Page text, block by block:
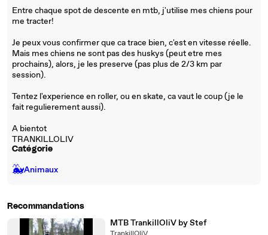
Entre chaque spot de descente en mtb, j'utilise mes chiens pour
me tracter!
Je peux vous confirmer que ca trace bien, c'est en vitesse réelle.
Mais mes chiens ne sont pas des huskys (peut etre mes
prochains), alors, je les preserve (pas plus de 2/3 km par
session).
Tentez l'experience en roller, ou en skate, ca vaut le coup (je le
fait regulierement aussi).
A bientot
TRANKILLOLIV
Catégorie
🐳Animaux
Recommandations
MTB TrankillOliV by Stef